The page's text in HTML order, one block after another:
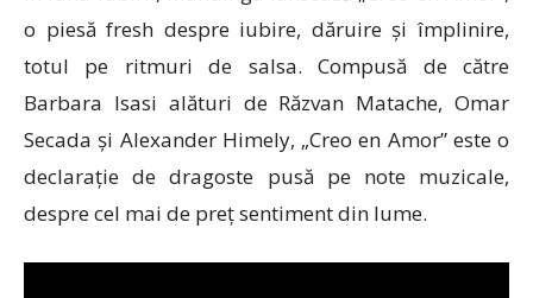
o piesă fresh despre iubire, dăruire și împlinire,
totul pe ritmuri de salsa. Compusă de către
Barbara Isasi alături de Răzvan Matache, Omar
Secada și Alexander Himely, „Creo en Amor” este o
declarație de dragoste pusă pe note muzicale,
despre cel mai de preț sentiment din lume.